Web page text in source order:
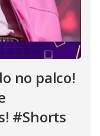
no palco!
#Shorts